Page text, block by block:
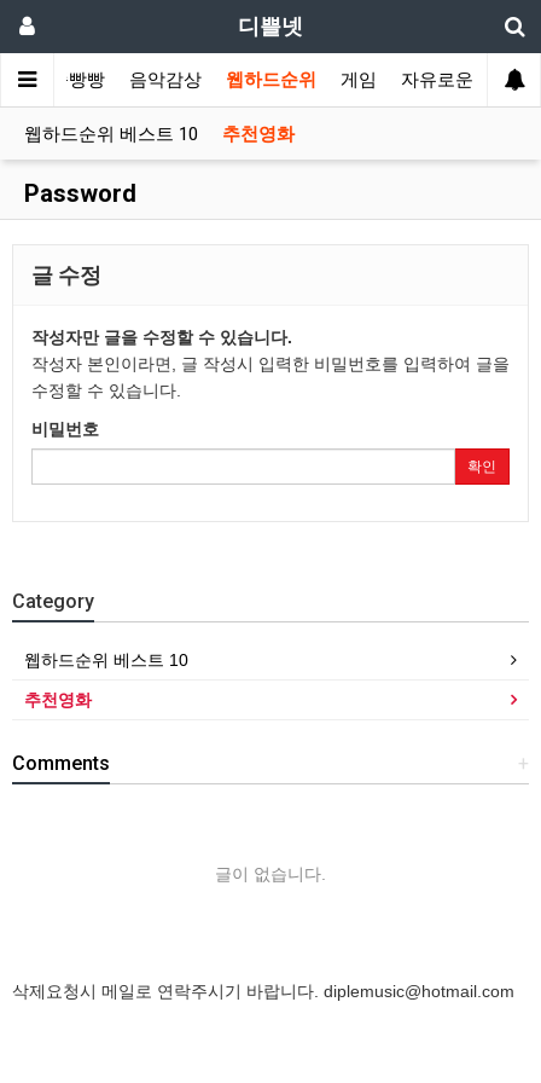
디쁠넷
쭉쭉빵빵 음악감상 웹하드순위 게임 자유로운글
웹하드순위 베스트 10 추천영화
Password
글 수정
작성자만 글을 수정할 수 있습니다.
작성자 본인이라면, 글 작성시 입력한 비밀번호를 입력하여 글을
수정할 수 있습니다.
비밀번호
확인
Category
웹하드순위 베스트 10
추천영화
+
Comments
글이 없습니다.
삭제요청시 메일로 연락주시기 바랍니다. diplemusic@hotmail.com